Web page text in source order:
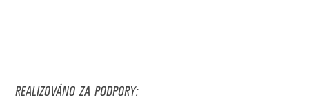
REALIZOVÁNO ZA PODPORY: